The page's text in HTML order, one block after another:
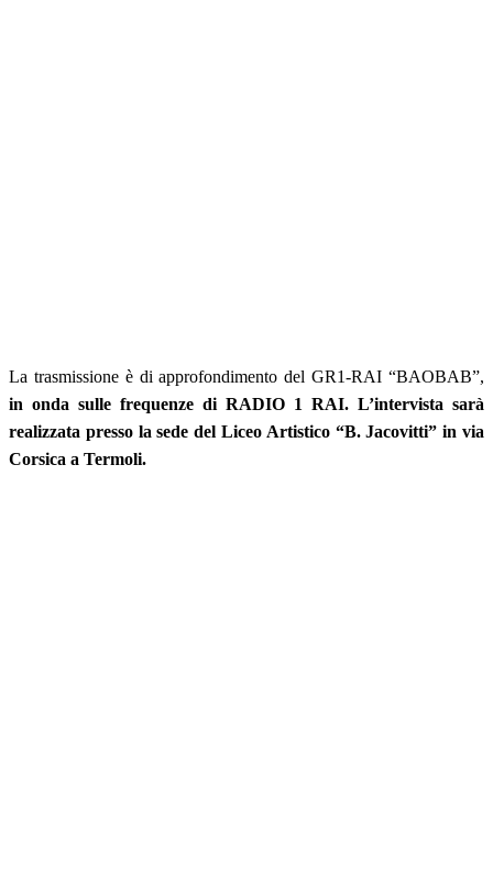
La trasmissione è di approfondimento del GR1-RAI “BAOBAB”,
in onda sulle frequenze di RADIO 1 RAI. L’intervista sarà
realizzata presso la sede del Liceo Artistico “B. Jacovitti” in via
Corsica a Termoli.